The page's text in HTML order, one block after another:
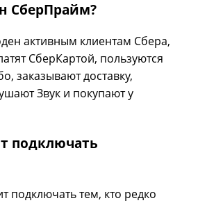
СберПрайм?
активным клиентам Сбера,
СберКартой, пользуются
заказывают доставку,
Звук и покупают у
подключать
подключать тем, кто редко